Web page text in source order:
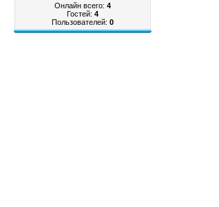
Онлайн всего: 4
Гостей: 4
Пользователей: 0